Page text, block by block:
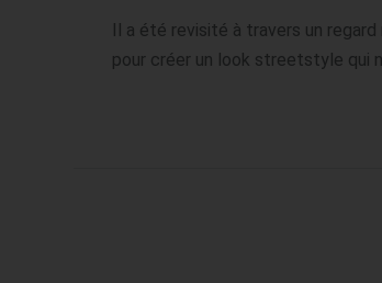
Il a été revisité à travers un
pour créer un look streetstyle qui